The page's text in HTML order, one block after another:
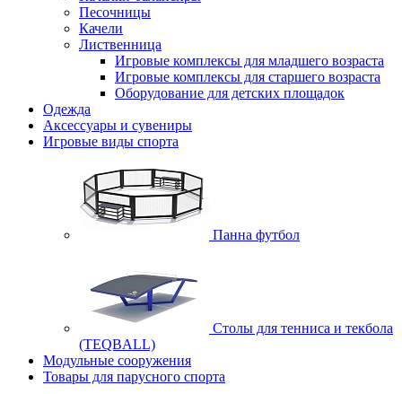
Песочницы
Качели
Лиственница
Игровые комплексы для младшего возраста
Игровые комплексы для старшего возраста
Оборудование для детских площадок
Одежда
Аксессуары и сувениры
Игровые виды спорта
Панна футбол
Cтолы для тенниса и текбола
(TEQBALL)
Модульные сооружения
Товары для парусного спорта